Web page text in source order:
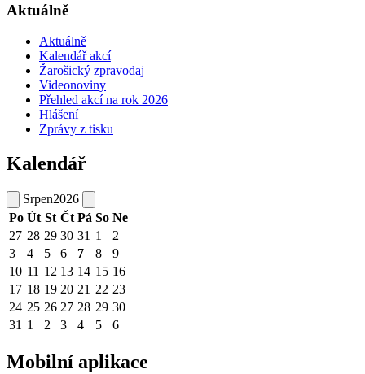
Aktuálně
Aktuálně
Kalendář akcí
Žarošický zpravodaj
Videonoviny
Přehled akcí na rok 2026
Hlášení
Zprávy z tisku
Kalendář
Srpen2026
Po Út St Čt Pá So Ne
27 28 29 30 31 1
2
3
4 5 6 7 8
9
10 11 12 13 14 15 16
17 18 19 20 21 22 23
24 25 26 27 28 29 30
31 1 2 3 4 5 6
Mobilní aplikace